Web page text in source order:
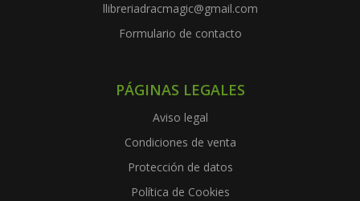
llibreriadracmagic@gmail.com
Formulario de contacto
PÁGINAS LEGALES
Aviso legal
Condiciones de venta
Protección de datos
Política de Cookies